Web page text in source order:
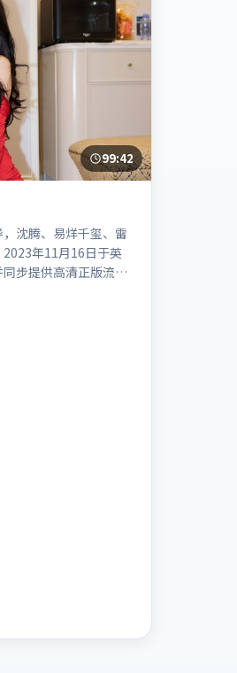
99:42
，沈腾、易烊千玺、雷
年11月16日于英
步提供高清正版流媒
案件与人性灰色地
戏剧冲突。本片适合
犯罪」「英国」
等关键词的影迷阅读